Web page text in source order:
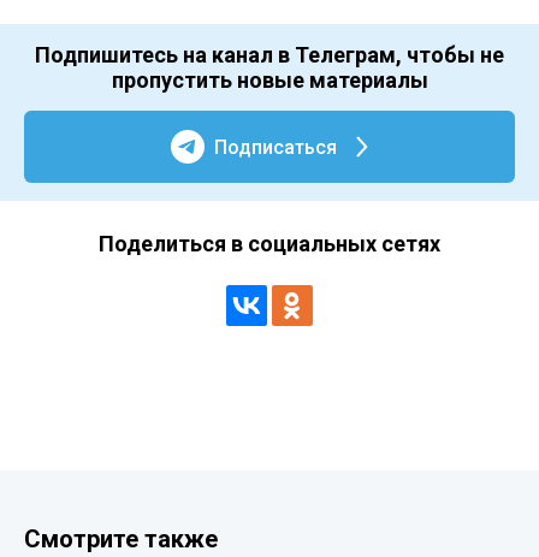
Подпишитесь на канал в Телеграм, чтобы не
пропустить новые материалы
Подписаться
Поделиться в социальных сетях
Смотрите также